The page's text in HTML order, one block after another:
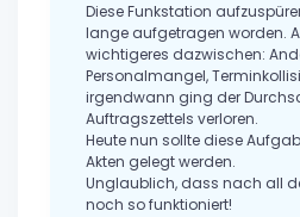
Diese Funkstation
lange aufgetragen worden.
wichtigeres dazwischen:
Personalmangel,
irgendwann ging der
Auftragszettels verloren.
Heute nun sollte diese
Akten gelegt werden.
Unglaublich, dass nach all
noch so funktioniert!